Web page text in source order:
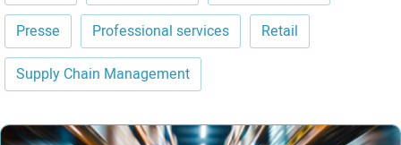
Presse
Professional services
Retail
Supply Chain Management